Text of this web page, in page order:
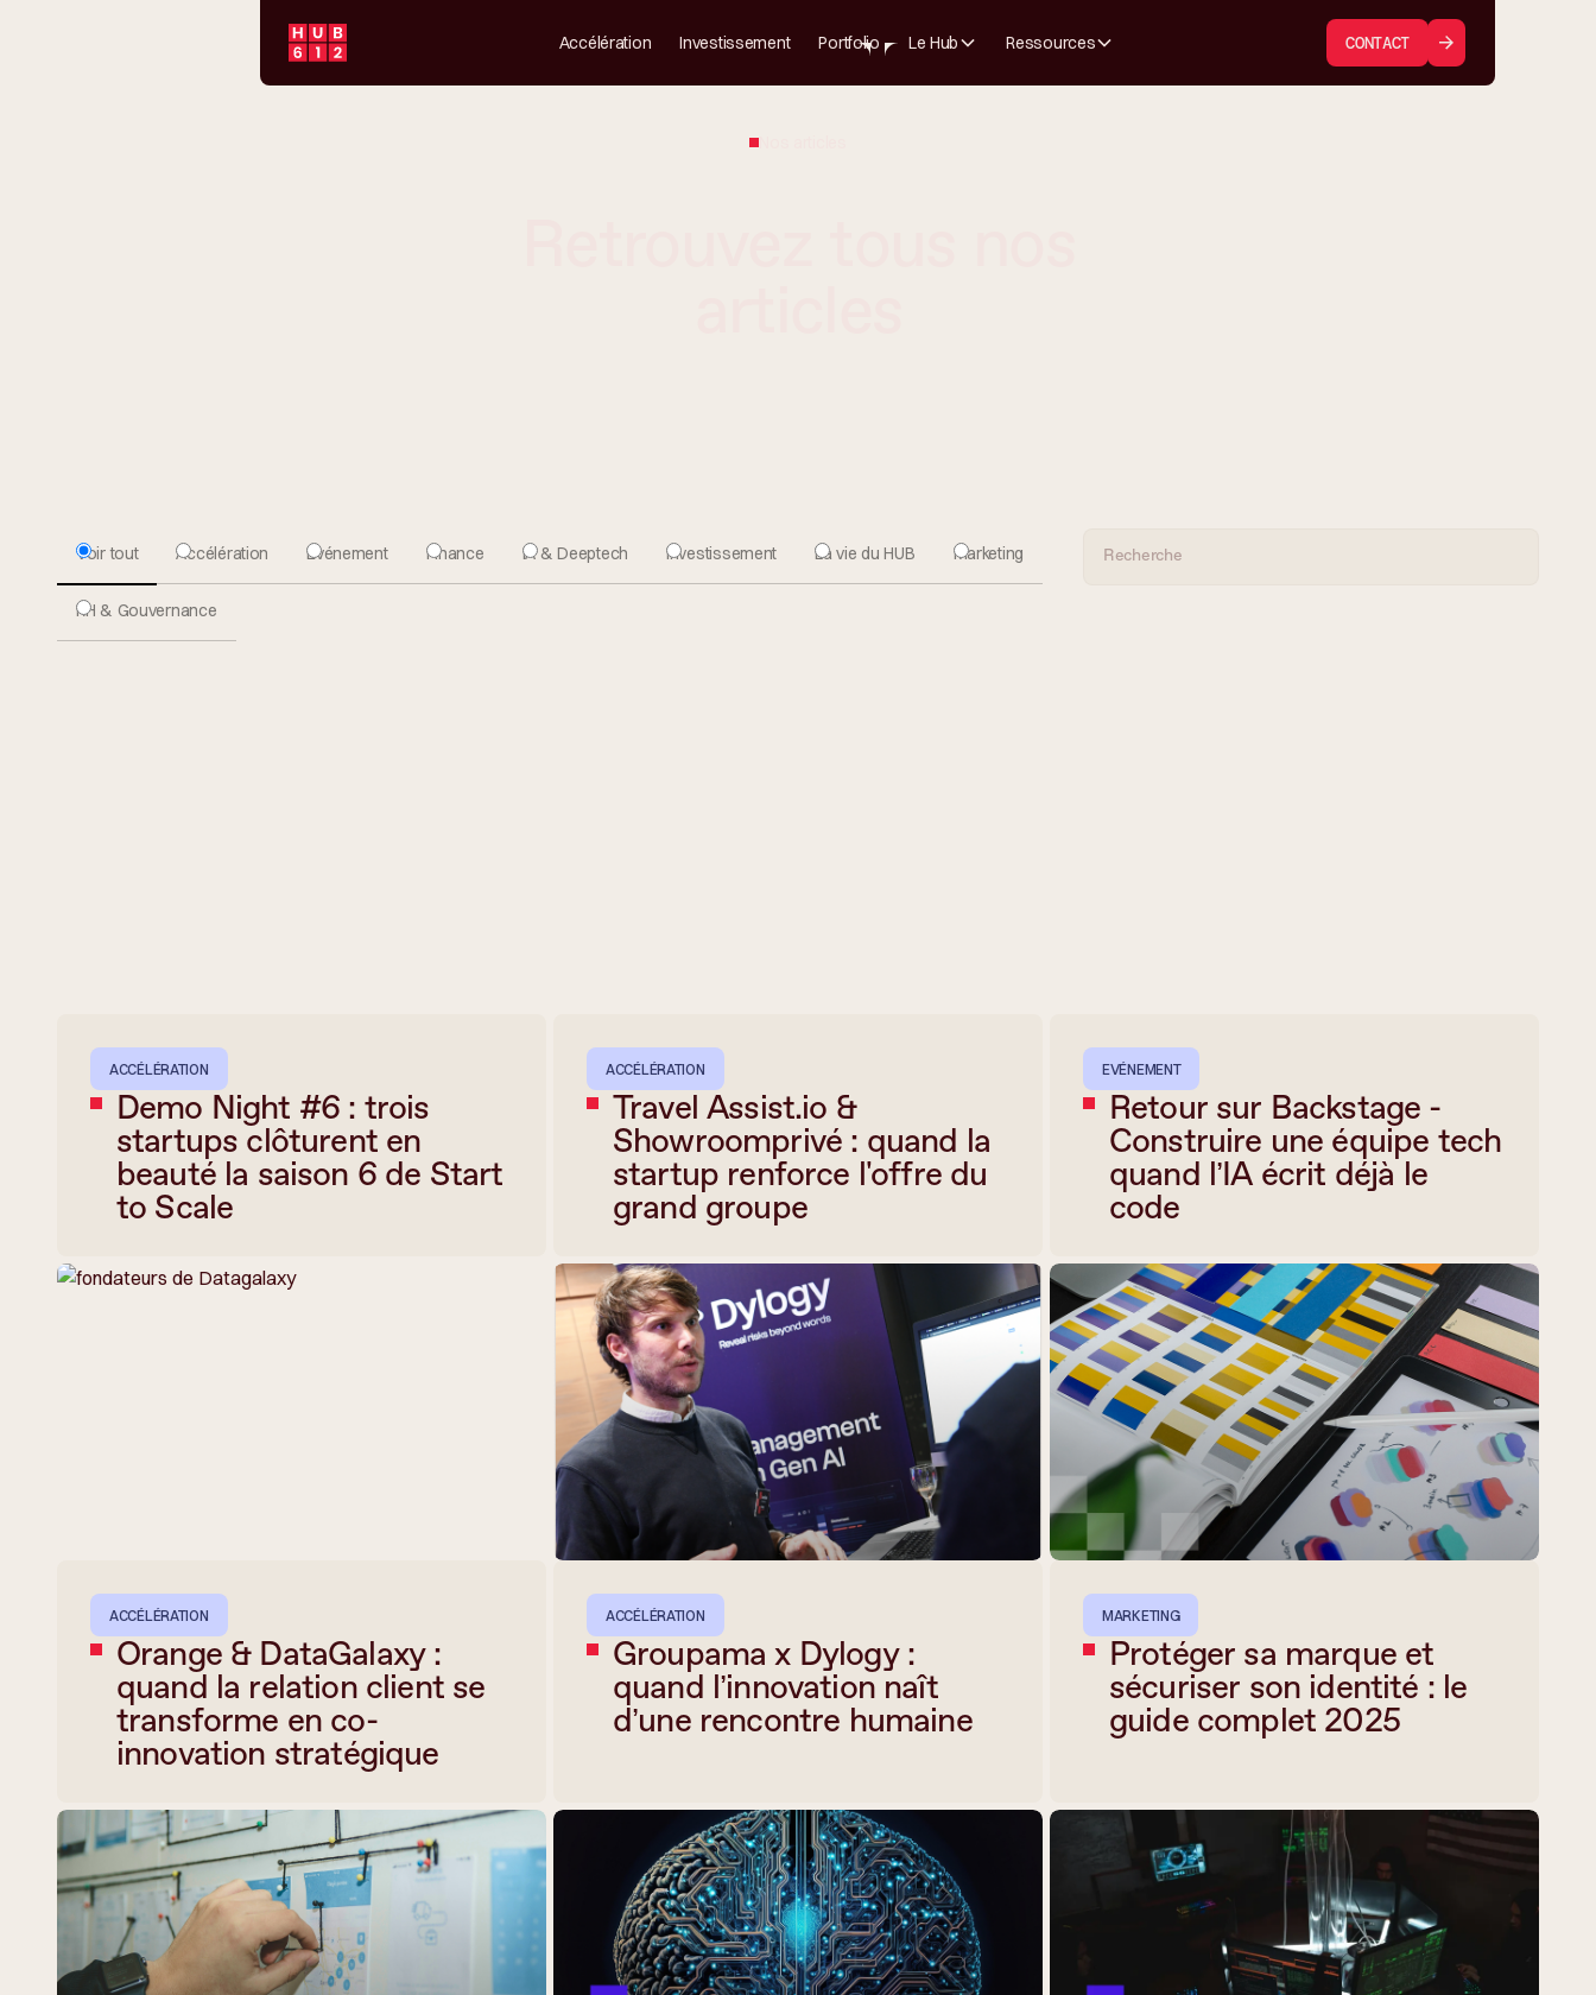
Accélération Investissement Portfolio Le Hub Ressources CONTACT
Voir tout Accélération Evénement Finance IA & Deeptech Investissement La vie du HUB Marketing
RH & Gouvernance
ACCÉLÉRATION
Demo Night #6 : trois
startups clôturent en
beauté la saison 6 de Start
to Scale
ACCÉLÉRATION
Travel Assist.io &
Showroomprivé : quand la
startup renforce l'offre du
grand groupe
EVÉNEMENT
Retour sur Backstage -
Construire une équipe tech
quand l’IA écrit déjà le
code
ACCÉLÉRATION
Orange & DataGalaxy :
quand la relation client se
transforme en co-
innovation stratégique
ACCÉLÉRATION
Groupama x Dylogy :
quand l’innovation naît
d’une rencontre humaine
MARKETING
Protéger sa marque et
sécuriser son identité : le
guide complet 2025